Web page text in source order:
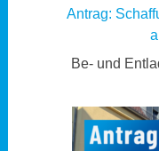
Antrag:
Be- und